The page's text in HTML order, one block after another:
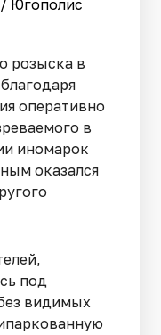
Югополис
розыска в
оперативно
в
иномарок
оказался
под
видимых